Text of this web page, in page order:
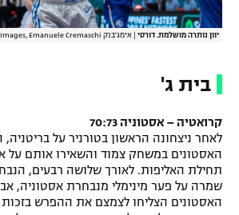
המגזין
יוון נותרה מושלמת. דורסי אימג'בנק GettyImages, Emanuele Cremaschi
בית ג'
קרואטיה – אסטוניה 70:73
לאחר ניצחונה הראשון בטורניר על
האסטונים במשחק צמוד והשאירו אותם על
תחילת האליפות. לאורך שלושה רבעים,
שמרה על פער מינימלי מנבחרת אסטוניה,
האסטונים הצליחו לצמצם את ההפרש